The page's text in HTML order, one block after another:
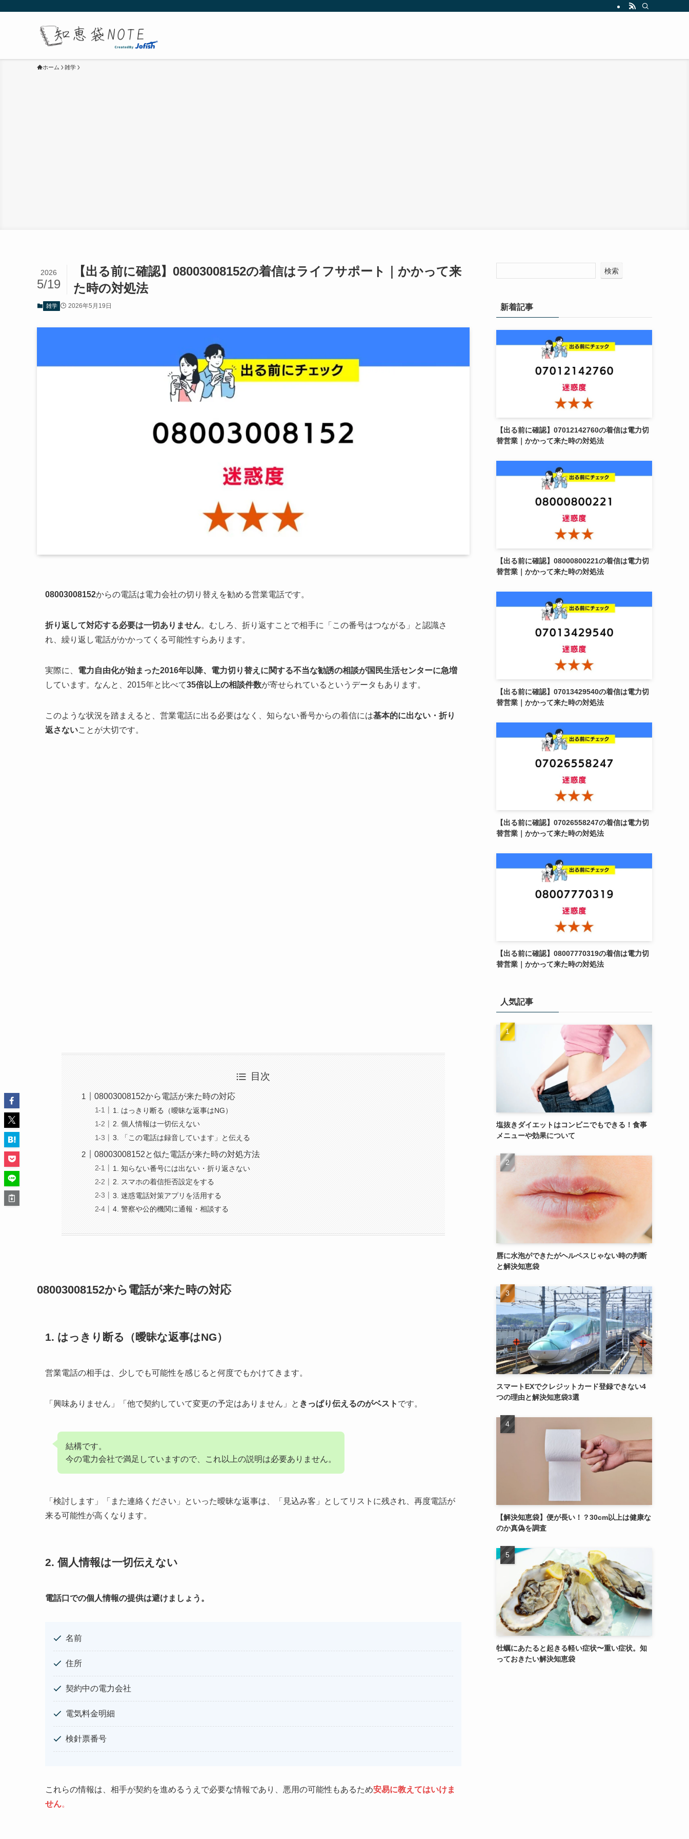
ホーム 雑学
【出る前に確認】08003008152の着信はライフサポート｜かかって来
た時の対処法
2026
5/19
雑学 2026年5月19日
08003008152からの電話は電力会社の切り替えを勧める営業電話です。
折り返して対応する必要は一切ありません。むしろ、折り返すことで相手に「この番号はつながる」と認識さ
れ、繰り返し電話がかかってくる可能性すらあります。
実際に、 電力自由化が始まった2016年以降、電力切り替えに関する不当な勧誘の相談が国民生活センターに急増
しています。なんと、2015年と比べて35倍以上の相談件数が寄せられているというデータもあります。
このような状況を踏まえると、営業電話に出る必要はなく、知らない番号からの着信には基本的に出ない・折り
返さないことが大切です。
目次
08003008152から電話が来た時の対応
1. はっきり断る（曖昧な返事はNG）
2. 個人情報は一切伝えない
3. 「この電話は録音しています」と伝える
08003008152と似た電話が来た時の対処方法
1. 知らない番号には出ない・折り返さない
2. スマホの着信拒否設定をする
3. 迷惑電話対策アプリを活用する
4. 警察や公的機関に通報・相談する
08003008152から電話が来た時の対応
1. はっきり断る（曖昧な返事はNG）
営業電話の相手は、少しでも可能性を感じると何度でもかけてきます。
「興味ありません」「他で契約していて変更の予定はありません」と きっぱり伝えるのがベスト です。
結構です。
今の電力会社で満足していますので、これ以上の説明は必要ありません。
「検討します」「また連絡ください」といった曖昧な返事は、「見込み客」としてリストに残され、再度電話が
来る可能性が高くなります。
2. 個人情報は一切伝えない
電話口での個人情報の提供は避けましょう。
名前
住所
契約中の電力会社
電気料金明細
検針票番号
これらの情報は、相手が契約を進めるうえで必要な情報であり、悪用の可能性もあるため安易に教えてはいけま
せん。
検索
新着記事
【出る前に確認】07012142760の着信は電力切
替営業｜かかって来た時の対処法
【出る前に確認】08000800221の着信は電力切
替営業｜かかって来た時の対処法
【出る前に確認】07013429540の着信は電力切
替営業｜かかって来た時の対処法
【出る前に確認】07026558247の着信は電力切
替営業｜かかって来た時の対処法
【出る前に確認】08007770319の着信は電力切
替営業｜かかって来た時の対処法
人気記事
塩抜きダイエットはコンビニでもできる！食事
メニューや効果について
唇に水泡ができたがヘルペスじゃない時の判断
と解決知恵袋
スマートEXでクレジットカード登録できない4
つの理由と解決知恵袋3選
【解決知恵袋】便が長い！？30cm以上は健康な
のか真偽を調査
牡蠣にあたると起きる軽い症状〜重い症状。知
っておきたい解決知恵袋